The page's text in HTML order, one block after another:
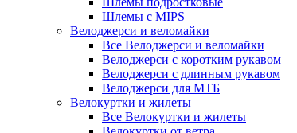
Шлемы с MIPS
Велоджерси и веломайки
Все Велоджерси и веломайки
Велоджерси с коротким рукавом
Велоджерси с длинным рукавом
Велоджерси для МТБ
Велокуртки и жилеты
Все Велокуртки и жилеты